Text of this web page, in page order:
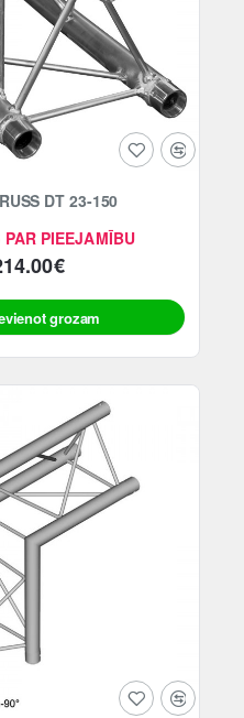
PAR PIEEJAMĪBU
DT 23-150
grozam